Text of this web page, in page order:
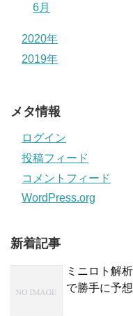
6月
2020年
2019年
メタ情報
ログイン
投稿フィード
コメントフィード
WordPress.org
新着記事
ミニロト解
で勝手に予